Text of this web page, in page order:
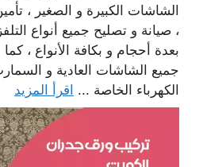
الشاشات الكبيرة و الصغير ،
، صيانة و تصليح جميع أنواع
بعدة أحجام و بكافة الأنواع ،
جميع الشاشات العادية و
الكهرباء الخاصة ... اقرأ المزيد